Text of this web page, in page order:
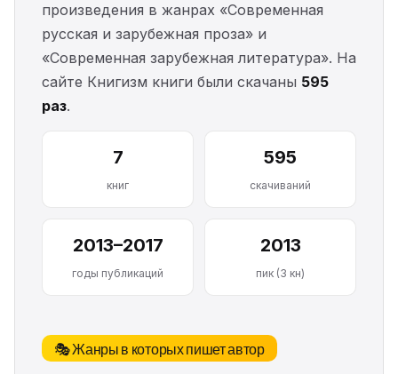
произведения в жанрах «Современная
русская и зарубежная проза» и
«Современная зарубежная литература». На
сайте Книгизм книги были скачаны 595
раз.
7
книг
595
скачиваний
2013–2017
годы публикаций
2013
пик (3 кн)
🎭 Жанры в которых пишет автор